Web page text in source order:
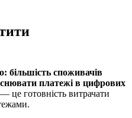
більшість споживачів
платежі в цифрових
це готовність витрачати